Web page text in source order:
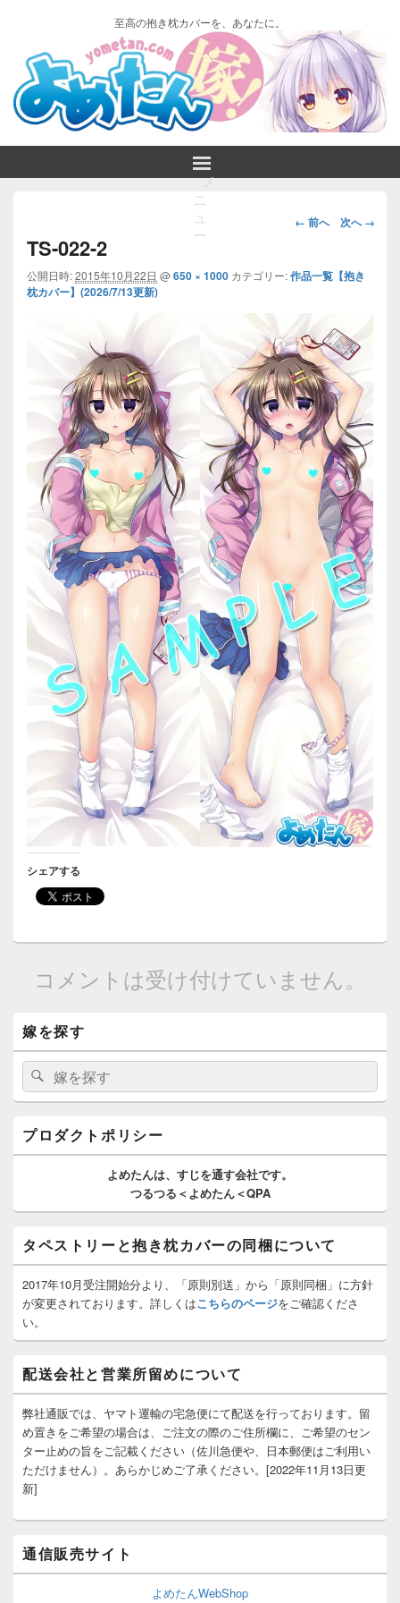
至高の抱き枕カバーを、あなたに。
メ
ニ
ュ
ー
画
ビ
ー
シ
ョ
ン
← 前へ 次へ →
TS-022-2
公開日時:2015年10月22日 @650 × 1000 カテゴリー:作品一覧【抱き
枕カバー】(2026/7/13更新)
シェアする
コメントは受け付けていません。
イ
ン
サ
ド
ー
ッ
エ
リ
ア
嫁を探す
検
索:
検
索
プロダクトポリシー
よめたんは、 すじを通す会社です。
つるつる＜よめたん＜QPA
タペストリーと抱き枕カバーの同梱について
2017年10月受注開始分より、「原則別送」から「原則同梱」に方針
が変更されております。詳しくはこちらのページをご確認くださ
い。
配送会社と営業所留めについて
弊社通販では、ヤマト運輸の宅急便にて配送を行っております。留
め置きをご希望の場合は、ご注文の際のご住所欄に、ご希望のセン
ター止めの旨をご記載ください（佐川急便や、日本郵便はご利用い
ただけません）。あらかじめご了承ください。[2022年11月13日更
新]
通信販売サイト
よめたんWebShop